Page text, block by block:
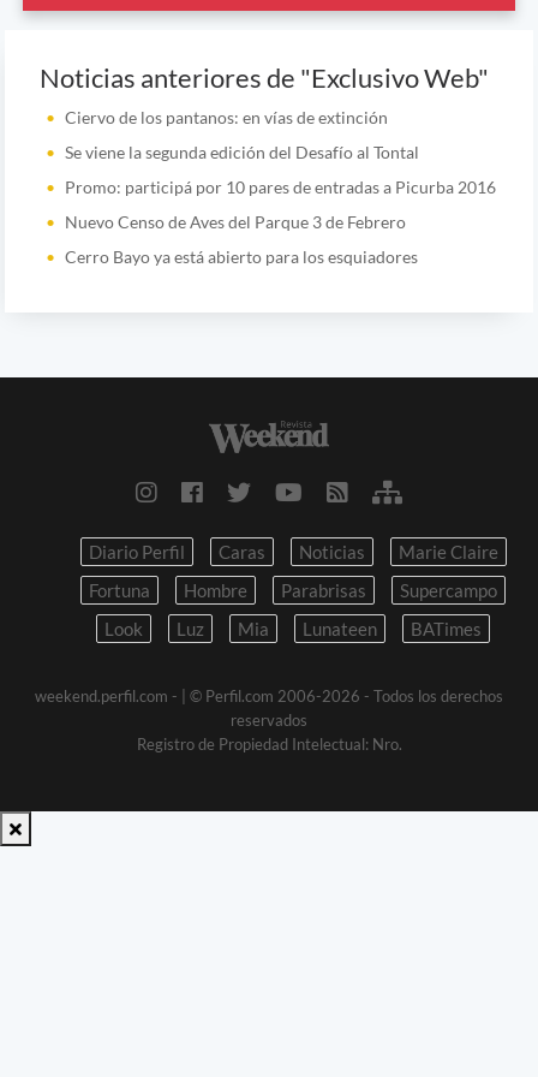
Noticias anteriores de "Exclusivo Web"
Ciervo de los pantanos: en vías de extinción
Se viene la segunda edición del Desafío al Tontal
Promo: participá por 10 pares de entradas a Picurba 2016
Nuevo Censo de Aves del Parque 3 de Febrero
Cerro Bayo ya está abierto para los esquiadores
Diario Perfil Caras Noticias
Marie Claire
Fortuna
Hombre Parabrisas
Supercampo
Look
Luz Mia Lunateen BATimes
weekend.perfil.com -
| © Perfil.com 2006-2026 - Todos los derechos
reservados
Registro de Propiedad Intelectual: Nro.